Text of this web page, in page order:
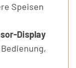
Speisen
Display